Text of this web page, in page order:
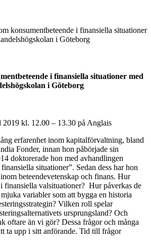
konsumentbeteende i finansiella situationer
i Göteborg
i finansiella situationer med
i Göteborg
2019 kl. 12.00 – 13.30 på Anglais
erfarenhet inom kapitalförvaltning, bland
Fonder, innan hon påbörjade sin
doktorerade hon med avhandlingen
situationer”. Sedan dess har hon
beteendevetenskap och finans. Hur
finansiella valsituationer? Hur påverkas de
variabler som att bygga en historia
Vilken roll spelar
ursprungsland? Och
oftare än vi gör? Dessa frågor och många
ta upp i sitt anförande. Tid till frågor